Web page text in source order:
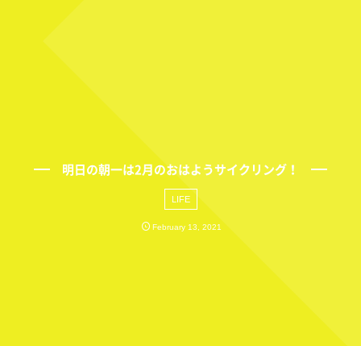
明日の朝一は2月のおはようサイクリング！
LIFE
February 13 ,2021